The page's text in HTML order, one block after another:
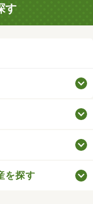
す
を探す